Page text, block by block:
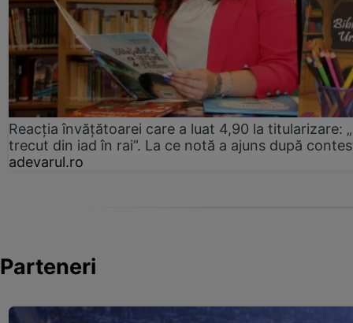
Reacția învățătoarei care a luat 4,90 la titularizare:
trecut din iad în rai”. La ce notă a ajuns după
adevarul.ro
Parteneri